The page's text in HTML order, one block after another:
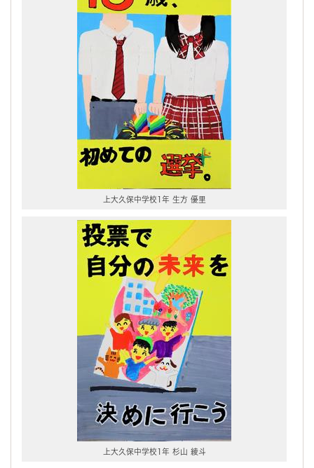
上大久保中学校1年 生方 優里
上大久保中学校1年 杉山 綾斗